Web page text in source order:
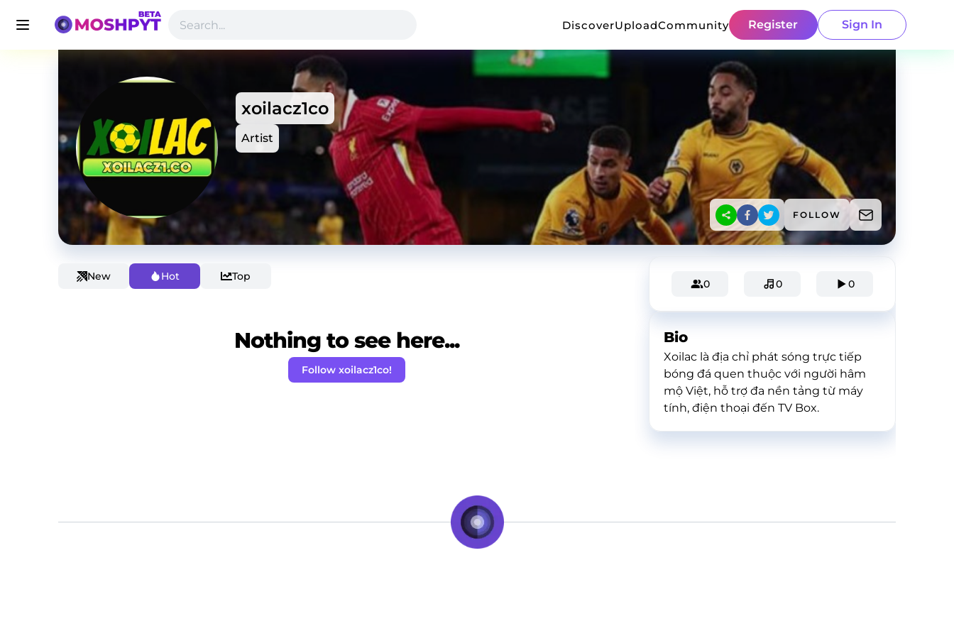
DiscoverUploadCommunity Register Sign In
xoilacz1co
Artist
FOLLOW
New Hot Top
Nothing to see here...
Follow xoilacz1co!
0 0 0
Bio
Xoilac là địa chỉ phát sóng trực tiếp
bóng đá quen thuộc với người hâm
mộ Việt, hỗ trợ đa nền tảng từ máy
tính, điện thoại đến TV Box.